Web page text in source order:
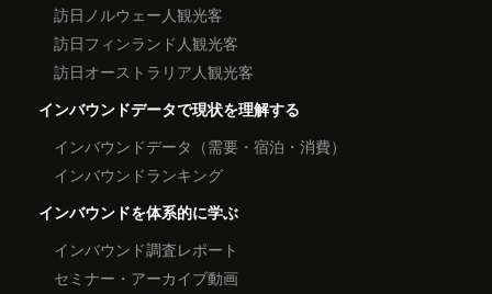
訪日ノルウェー人観光客
訪日フィンランド人観光客
訪日オーストラリア人観光客
インバウンドデータで現状を理解する
インバウンドデータ（需要・宿泊・消費）
インバウンドランキング
インバウンドを体系的に学ぶ
インバウンド調査レポート
セミナー・アーカイブ動画